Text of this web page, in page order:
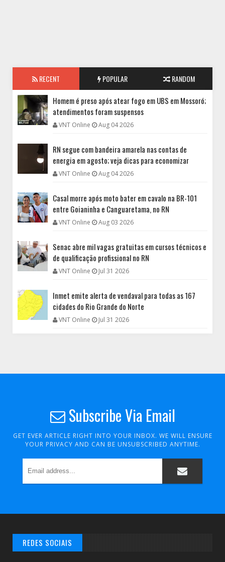
RECENT POPULAR RANDOM
Homem é preso após atear fogo em UBS em Mossoró;
atendimentos foram suspensos
VNT Online Aug 04 2026
RN segue com bandeira amarela nas contas de
energia em agosto; veja dicas para economizar
VNT Online Aug 04 2026
Casal morre após moto bater em cavalo na BR-101
entre Goianinha e Canguaretama, no RN
VNT Online Aug 03 2026
Senac abre mil vagas gratuitas em cursos técnicos e
de qualificação profissional no RN
VNT Online Jul 31 2026
Inmet emite alerta de vendaval para todas as 167
cidades do Rio Grande do Norte
VNT Online Jul 31 2026
Subscribe Via Email
GET EVER ARTICLE RIGHT INTO YOUR INBOX. WE WILL ENSURE
YOUR PRIVACY AND CAN BE UNSUBSCRIBED ANYTIME.
REDES SOCIAIS